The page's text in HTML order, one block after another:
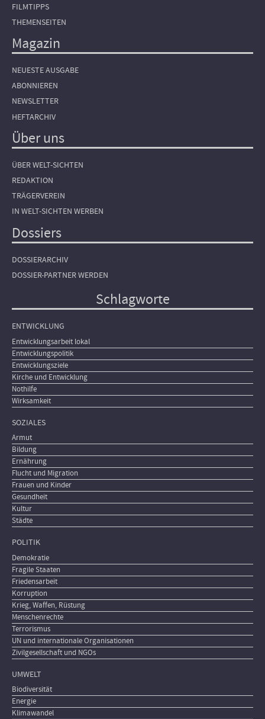
FILMTIPPS
THEMENSEITEN
Magazin
NEUESTE AUSGABE
ABONNIEREN
NEWSLETTER
HEFTARCHIV
Über uns
ÜBER WELT-SICHTEN
REDAKTION
TRÄGERVEREIN
IN WELT-SICHTEN WERBEN
Dossiers
DOSSIERARCHIV
DOSSIER-PARTNER WERDEN
Schlagworte
ENTWICKLUNG
Entwicklungsarbeit lokal
Entwicklungspolitik
Entwicklungsziele
Kirche und Entwicklung
Nothilfe
Wirksamkeit
SOZIALES
Armut
Bildung
Ernährung
Flucht und Migration
Frauen und Kinder
Gesundheit
Kultur
Städte
POLITIK
Demokratie
Fragile Staaten
Friedensarbeit
Korruption
Krieg, Waffen, Rüstung
Menschenrechte
Terrorismus
UN und internationale Organisationen
Zivilgesellschaft und NGOs
UMWELT
Biodiversität
Energie
Klimawandel